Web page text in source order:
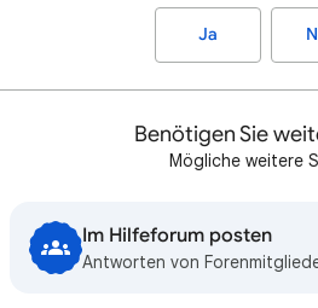
Ja
Benötigen Sie
Mögliche weitere
Im Hilfeforum posten
Antworten von